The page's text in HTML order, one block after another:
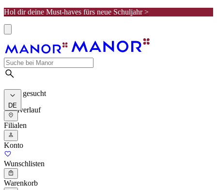
Hol dir deine Must-haves fürs neue Schuljahr >
Meist gesucht
Suchverlauf
DE
Filialen
Konto
Wunschlisten
Warenkorb